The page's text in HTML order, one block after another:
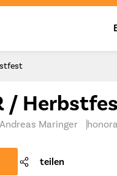
/
Maringer
teilen